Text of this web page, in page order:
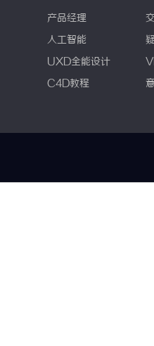
产品经理
人工智能
UXD全能设计
C4D教程